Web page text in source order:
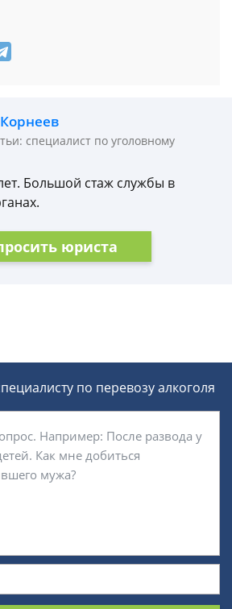
cпециалист по уголовному
Большой стаж службы в
юриста
по перевозу алкоголя